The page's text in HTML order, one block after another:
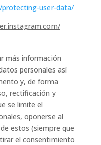
user-data/
más información
personales así
y, de forma
rectificación y
se limite el
oponerse al
estos (siempre que
el consentimiento